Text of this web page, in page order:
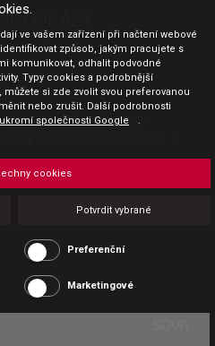
ODKAZY
smlouvy pro spotřebitele
ve vašem zařízení při načtení webové
způsob, jakým pracujete s
komunikovat, odhalit podvodné
Typy cookies a podrobnější
si zde zvolit svou preferovanou
nebo zrušit. Další podrobnosti
společnosti Google .
Potvrdit vybrané
cookies
Preferenční
Marketingové